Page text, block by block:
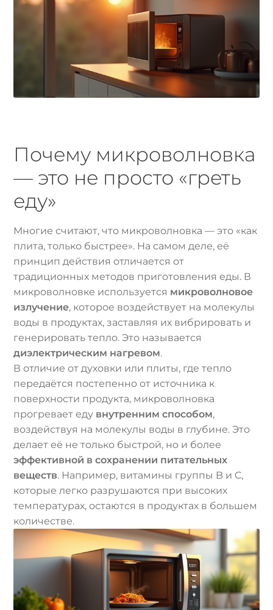
Почему микроволновка
— это не просто «греть
еду»
Многие считают, что микроволновка — это «как
плита, только быстрее». На самом деле, её
принцип действия отличается от
традиционных методов приготовления еды. В
микроволновке используется микроволновое
излучение, которое воздействует на молекулы
воды в продуктах, заставляя их вибрировать и
генерировать тепло. Это называется
диэлектрическим нагревом.
В отличие от духовки или плиты, где тепло
передаётся постепенно от источника к
поверхности продукта, микроволновка
прогревает еду внутренним способом,
воздействуя на молекулы воды в глубине. Это
делает её не только быстрой, но и более
эффективной в сохранении питательных
веществ. Например, витамины группы B и C,
которые легко разрушаются при высоких
температурах, остаются в продуктах в большем
количестве.